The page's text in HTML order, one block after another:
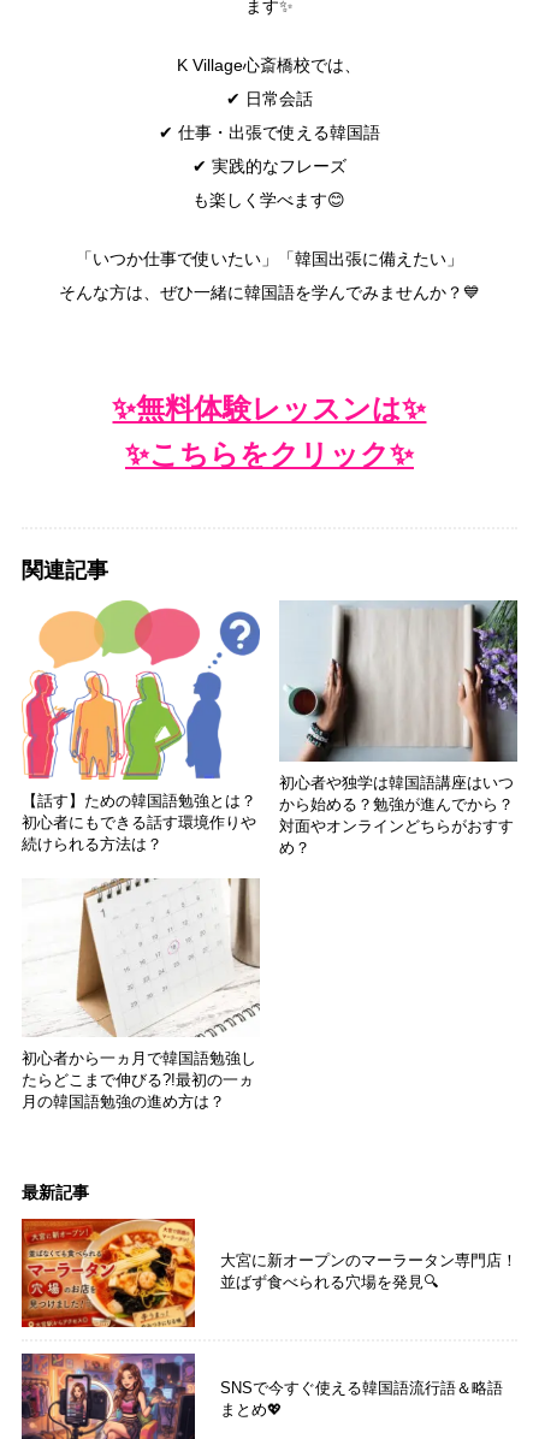
ます✨
K Village心斎橋校では、
✔ 日常会話
✔ 仕事・出張で使える韓国語
✔ 実践的なフレーズ
も楽しく学べます😊
「いつか仕事で使いたい」「韓国出張に備えたい」
そんな方は、ぜひ一緒に韓国語を学んでみませんか？💙
✨無料体験レッスンは✨
✨こちらをクリック✨
関連記事
【話す】ための韓国語勉強とは？
初心者にもできる話す環境作りや
続けられる方法は？
初心者や独学は韓国語講座はいつ
から始める？勉強が進んでから？
対面やオンラインどちらがおすす
め？
初心者から一ヵ月で韓国語勉強し
たらどこまで伸びる?!最初の一ヵ
月の韓国語勉強の進め方は？
最新記事
大宮に新オープンのマーラータン専門店！
並ばず食べられる穴場を発見🔍
SNSで今すぐ使える韓国語流行語＆略語
まとめ💖